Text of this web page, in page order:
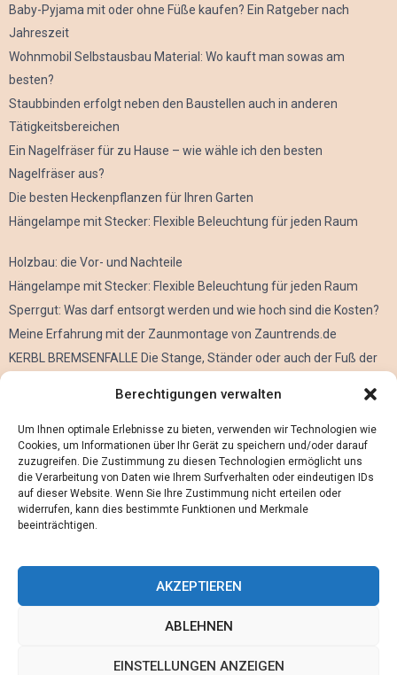
Berechtigungen verwalten
Um Ihnen optimale Erlebnisse zu bieten, verwenden wir Technologien wie
Cookies, um Informationen über Ihr Gerät zu speichern und/oder darauf
zuzugreifen. Die Zustimmung zu diesen Technologien ermöglicht uns
die Verarbeitung von Daten wie Ihrem Surfverhalten oder eindeutigen IDs
auf dieser Website. Wenn Sie Ihre Zustimmung nicht erteilen oder
widerrufen, kann dies bestimmte Funktionen und Merkmale
beeinträchtigen.
AKZEPTIEREN
ABLEHNEN
EINSTELLUNGEN ANZEIGEN
Baby-Pyjama mit oder ohne Füße kaufen? Ein Ratgeber nach
Jahreszeit
Wohnmobil Selbstausbau Material: Wo kauft man sowas am
besten?
Staubbinden erfolgt neben den Baustellen auch in anderen
Tätigkeitsbereichen
Ein Nagelfräser für zu Hause – wie wähle ich den besten
Nagelfräser aus?
Die besten Heckenpflanzen für Ihren Garten
Hängelampe mit Stecker: Flexible Beleuchtung für jeden Raum
Holzbau: die Vor- und Nachteile
Hängelampe mit Stecker: Flexible Beleuchtung für jeden Raum
Sperrgut: Was darf entsorgt werden und wie hoch sind die Kosten?
Meine Erfahrung mit der Zaunmontage von Zauntrends.de
KERBL BREMSENFALLE Die Stange, Ständer oder auch der Fuß der
Alles über Metall Schleifen